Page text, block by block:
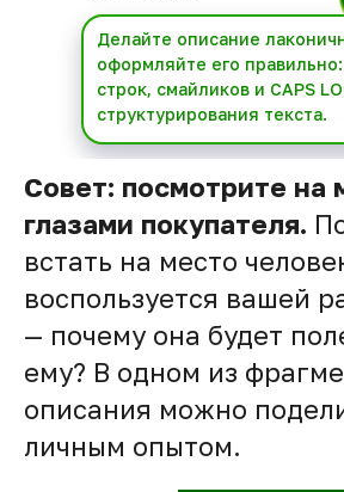
Делайте описание
оформляйте его
строк, смайликов и CAPS
структурирования текста.
Совет: посмотрите на
глазами покупателя.
встать на место
воспользуется вашей
— почему она будет
ему? В одном из
описания можно
личным опытом.